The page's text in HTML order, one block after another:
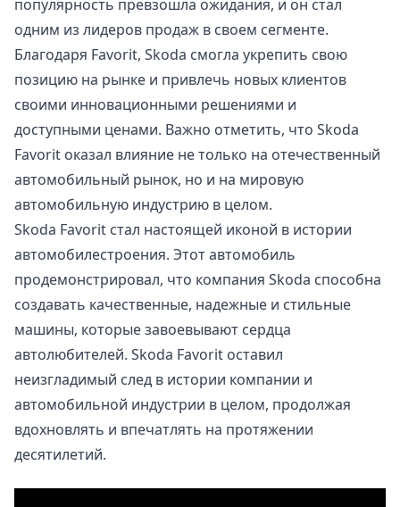
популярность превзошла ожидания, и он стал
одним из лидеров продаж в своем сегменте.
Благодаря Favorit, Skoda смогла укрепить свою
позицию на рынке и привлечь новых клиентов
своими инновационными решениями и
доступными ценами. Важно отметить, что Skoda
Favorit оказал влияние не только на отечественный
автомобильный рынок, но и на мировую
автомобильную индустрию в целом.
Skoda Favorit стал настоящей иконой в истории
автомобилестроения. Этот автомобиль
продемонстрировал, что компания Skoda способна
создавать качественные, надежные и стильные
машины, которые завоевывают сердца
автолюбителей. Skoda Favorit оставил
неизгладимый след в истории компании и
автомобильной индустрии в целом, продолжая
вдохновлять и впечатлять на протяжении
десятилетий.